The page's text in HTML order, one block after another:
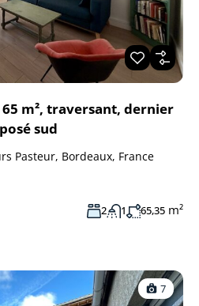
m², traversant, dernier
sud
Pasteur, Bordeaux, France
2 1 65,35 m²
7